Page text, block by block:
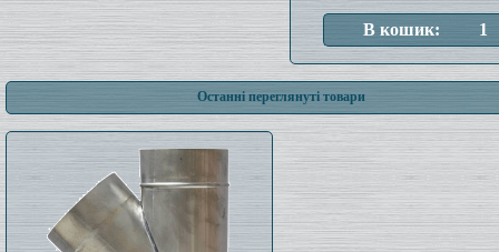
Останні переглянуті товари